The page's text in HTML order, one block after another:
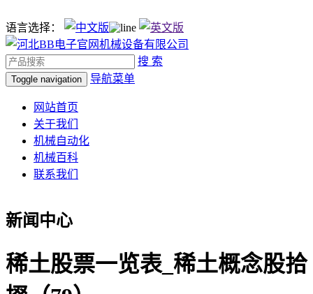
语言选择：
搜 索
Toggle navigation 导航菜单
网站首页
关于我们
机械自动化
机械百科
联系我们
新闻中心
稀土股票一览表_稀土概念股拾